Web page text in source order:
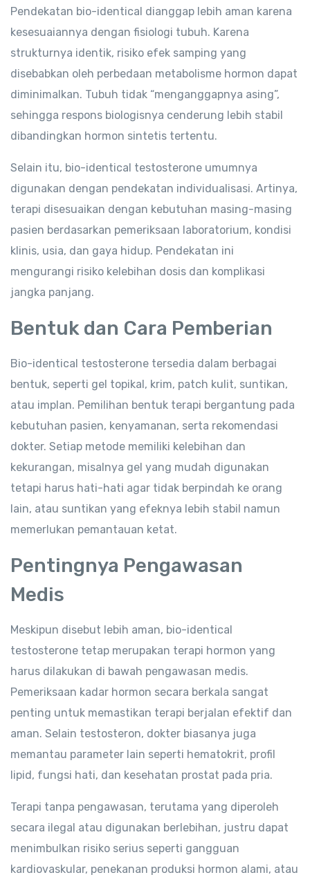
Pendekatan bio-identical dianggap lebih aman karena
kesesuaiannya dengan fisiologi tubuh. Karena
strukturnya identik, risiko efek samping yang
disebabkan oleh perbedaan metabolisme hormon dapat
diminimalkan. Tubuh tidak “menganggapnya asing”,
sehingga respons biologisnya cenderung lebih stabil
dibandingkan hormon sintetis tertentu.
Selain itu, bio-identical testosterone umumnya
digunakan dengan pendekatan individualisasi. Artinya,
terapi disesuaikan dengan kebutuhan masing-masing
pasien berdasarkan pemeriksaan laboratorium, kondisi
klinis, usia, dan gaya hidup. Pendekatan ini
mengurangi risiko kelebihan dosis dan komplikasi
jangka panjang.
Bentuk dan Cara Pemberian
Bio-identical testosterone tersedia dalam berbagai
bentuk, seperti gel topikal, krim, patch kulit, suntikan,
atau implan. Pemilihan bentuk terapi bergantung pada
kebutuhan pasien, kenyamanan, serta rekomendasi
dokter. Setiap metode memiliki kelebihan dan
kekurangan, misalnya gel yang mudah digunakan
tetapi harus hati-hati agar tidak berpindah ke orang
lain, atau suntikan yang efeknya lebih stabil namun
memerlukan pemantauan ketat.
Pentingnya Pengawasan
Medis
Meskipun disebut lebih aman, bio-identical
testosterone tetap merupakan terapi hormon yang
harus dilakukan di bawah pengawasan medis.
Pemeriksaan kadar hormon secara berkala sangat
penting untuk memastikan terapi berjalan efektif dan
aman. Selain testosteron, dokter biasanya juga
memantau parameter lain seperti hematokrit, profil
lipid, fungsi hati, dan kesehatan prostat pada pria.
Terapi tanpa pengawasan, terutama yang diperoleh
secara ilegal atau digunakan berlebihan, justru dapat
menimbulkan risiko serius seperti gangguan
kardiovaskular, penekanan produksi hormon alami, atau